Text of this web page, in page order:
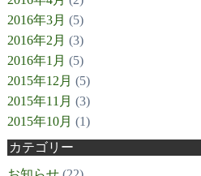
2016年3月 (5)
2016年2月 (3)
2016年1月 (5)
2015年12月 (5)
2015年11月 (3)
2015年10月 (1)
カテゴリー